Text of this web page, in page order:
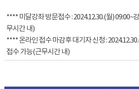
**** 미달강좌 방문접수 : 2024.12.30.(월) 09:00~
무시간 내)
**** 온라인 접수 마감후 대기자 신청 :
접수 가능(근무시간 내)